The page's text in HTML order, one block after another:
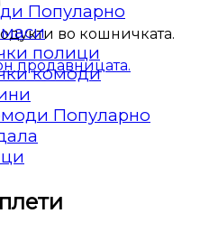
во кошничката.
продавницата.
полици
комоди